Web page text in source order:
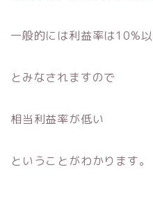
一般的には利益率は10%
とみなされますので
相当利益率が低い
ということがわかります。